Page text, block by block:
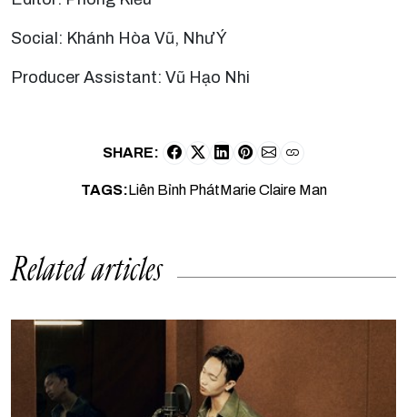
Social: Khánh Hòa Vũ, Như Ý
Producer Assistant: Vũ Hạo Nhi
SHARE:
TAGS:Liên Bỉnh PhátMarie Claire Man
Related articles